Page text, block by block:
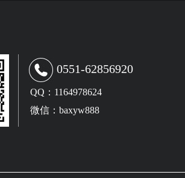
0551-62856920
QQ：1164978624
微信：baxyw888